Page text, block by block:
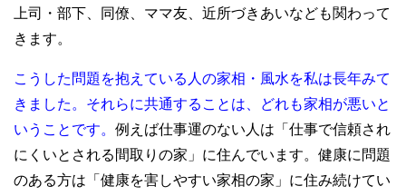
上司・部下、同僚、ママ友、近所づきあいなども関わって
きます。
こうした問題を抱えている人の家相・風水を私は長年みて
きました。それらに共通することは、どれも家相が悪いと
いうことです。 例えば仕事運のない人は「仕事で信頼され
にくいとされる間取りの家」に住んでいます。健康に問題
のある方は「健康を害しやすい家相の家」に住み続けてい